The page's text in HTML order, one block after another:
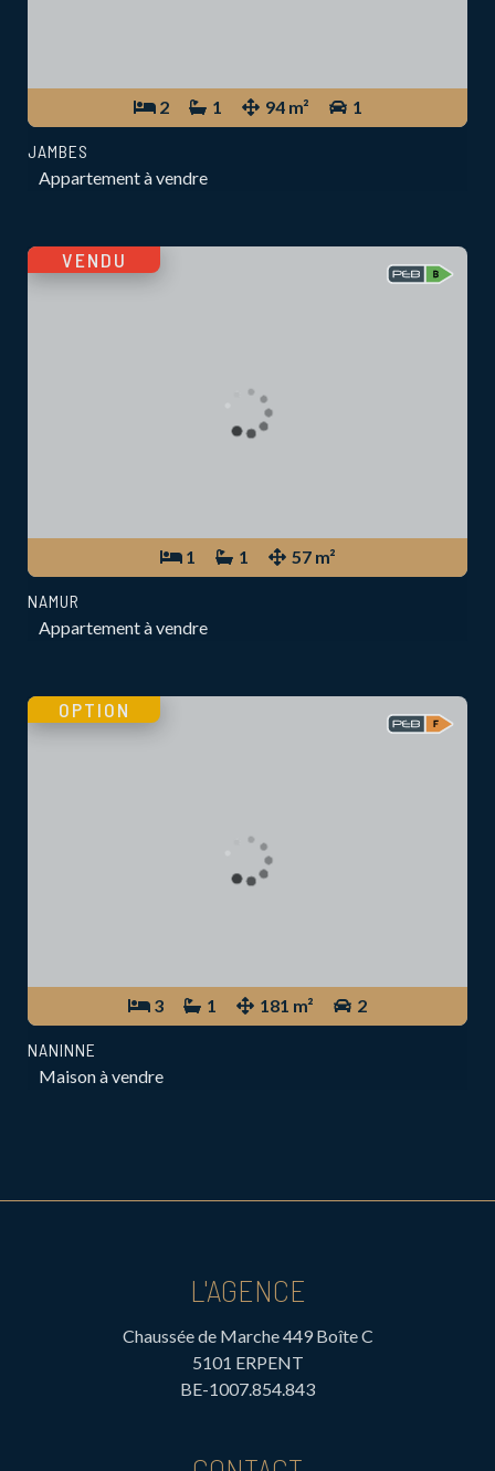
2 1 94 m² 1
JAMBES
Appartement à vendre
1 1 57 m²
VENDU
NAMUR
Appartement à vendre
3 1 181 m² 2
OPTION
NANINNE
Maison à vendre
L'AGENCE
Chaussée de Marche 449 Boîte C
5101 ERPENT
BE-1007.854.843